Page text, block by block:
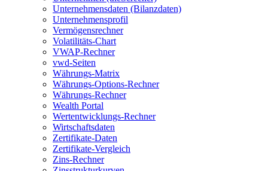
Unternehmensdaten (Bilanzdaten)
Unternehmensprofil
Vermögensrechner
Volatilitäts-Chart
VWAP-Rechner
vwd-Seiten
Währungs-Matrix
Währungs-Options-Rechner
Währungs-Rechner
Wealth Portal
Wertentwicklungs-Rechner
Wirtschaftsdaten
Zertifikate-Daten
Zertifikate-Vergleich
Zins-Rechner